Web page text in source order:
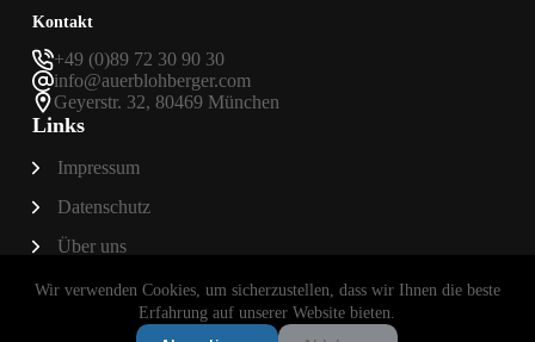
Wir verwenden Cookies, um sicherzustellen, dass wir Ihnen die beste
Erfahrung auf unserer Website bieten.
Kontakt
+49 (0)89 72 30 90 30
info@auerblohberger.com
Geyerstr. 32, 80469 München
Links
Impressum
Datenschutz
Über uns